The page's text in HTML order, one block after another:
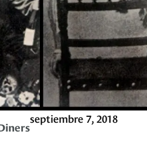
septiembre 7, 2018